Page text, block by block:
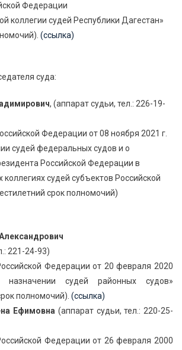
Федерации
коллегии судей Республики Дагестан»
(ссылка)
суда:
, (аппарат судьи, тел.: 226-19-
Федерации от 08 ноября 2021 г.
судей федеральных судов и о
Российской Федерации в
судей субъектов Российской
срок полномочий)
221-24-93)
Федерации от 20 февраля 2020
судей районных судов»
полномочий). (ссылка)
Ефимовна (аппарат судьи, тел.: 220-25-
Федерации от 26 февраля 2000